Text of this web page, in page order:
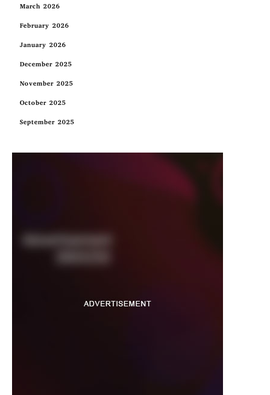
March 2026
February 2026
January 2026
December 2025
November 2025
October 2025
September 2025